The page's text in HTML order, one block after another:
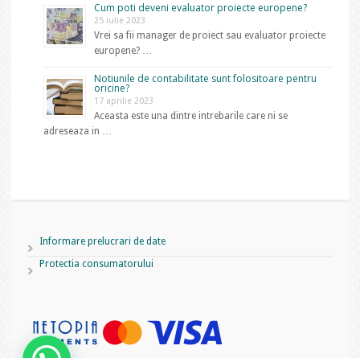
Cum poti deveni evaluator proiecte europene?
25 iulie 2023
Vrei sa fii manager de proiect sau evaluator proiecte
europene? …
Notiunile de contabilitate sunt folositoare pentru
oricine?
17 aprilie 2023
Aceasta este una dintre intrebarile care ni se
adreseaza in …
Informare prelucrari de date
Protectia consumatorului